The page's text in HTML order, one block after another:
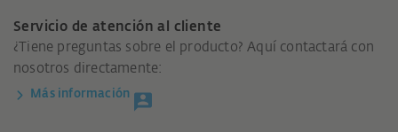
Servicio de atención al cliente
¿Tiene preguntas sobre el producto? Aquí contactará con
nosotros directamente:
Más información